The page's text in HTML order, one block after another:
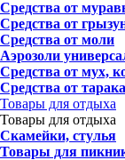
Средства от
Средства от
Средства от моли
Аэрозоли
Средства от мух,
Средства от
Товары для отдыха
Товары для отдыха
Скамейки, стулья
Товары для